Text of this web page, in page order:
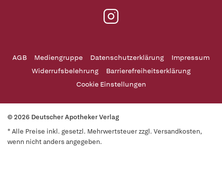
AGB Mediengruppe Datenschutzerklärung
Impressum
Widerrufsbelehrung
Barrierefreiheitserklärung
Cookie Einstellungen
© 2026 Deutscher Apotheker Verlag
* Alle Preise inkl. gesetzl. Mehrwertsteuer zzgl. Versandkosten,
wenn nicht anders angegeben.